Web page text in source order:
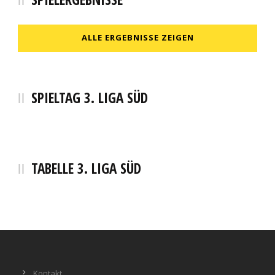
ALLE ERGEBNISSE ZEIGEN
SPIELTAG 3. LIGA SÜD
TABELLE 3. LIGA SÜD